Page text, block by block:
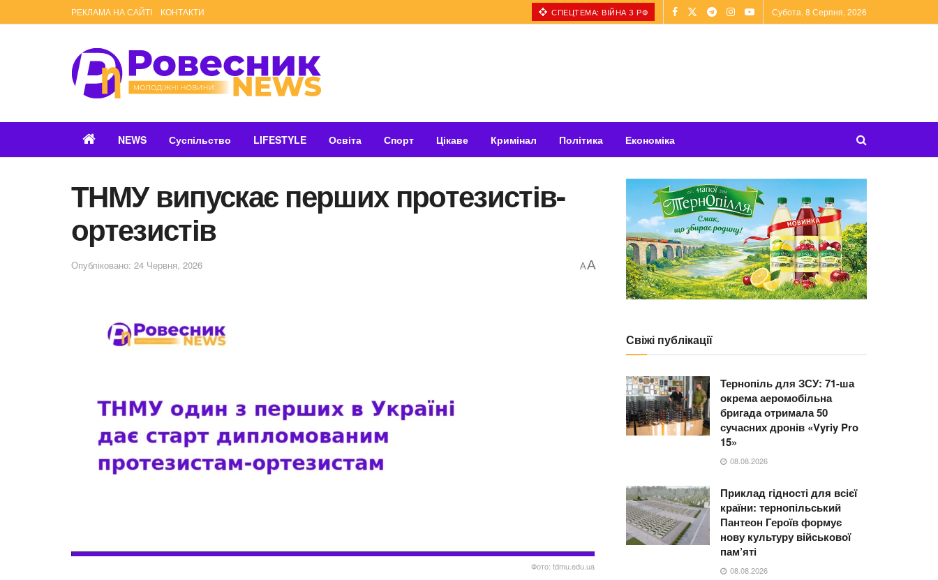
РЕКЛАМА НА САЙТІ КОНТАКТИ СПЕЦТЕМА: ВІЙНА З РФ Субота, 8 Серпня, 2026
NEWS Суспільство LIFESTYLE Освіта Спорт Цікаве Кримінал Політика Економіка
ТНМУ випускає перших протезистів-
ортезистів
Опубліковано: 24 Червня, 2026 AA
Фото: tdmu.edu.ua
Свіжі публікації
Тернопіль для ЗСУ: 71-ша
окрема аеромобільна
бригада отримала 50
сучасних дронів «Vyriy Pro
15»
08.08.2026
Приклад гідності для всієї
країни: тернопільський
Пантеон Героїв формує
нову культуру військової
пам’яті
08.08.2026